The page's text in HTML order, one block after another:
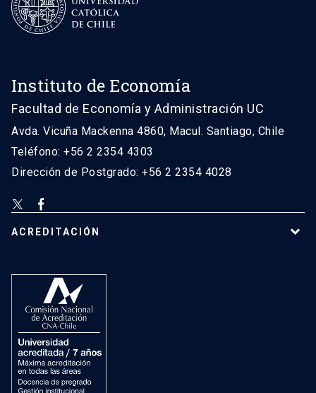
Instituto de Economía
Facultad de Economía y Administración UC
Avda. Vicuña Mackenna 4860, Macul. Santiago, Chile
Teléfono: +56 2 2354 4303
Dirección de Postgrado: +56 2 2354 4028
ACREDITACIÓN